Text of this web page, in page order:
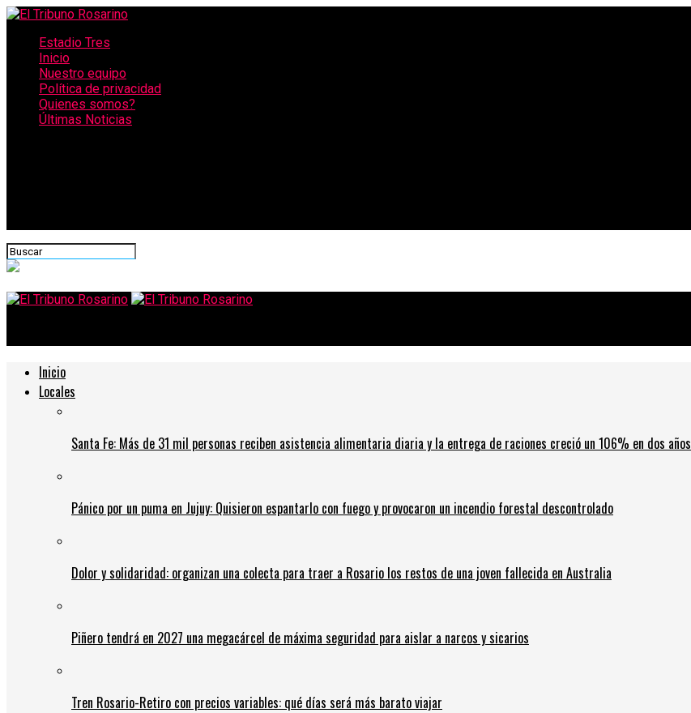
Estadio Tres
Inicio
Nuestro equipo
Política de privacidad
Quienes somos?
Últimas Noticias
Inicio
Locales
Santa Fe: Más de 31 mil personas reciben asistencia alimentaria diaria y la entrega de raciones creció un 106% en dos años
Pánico por un puma en Jujuy: Quisieron espantarlo con fuego y provocaron un incendio forestal descontrolado
Dolor y solidaridad: organizan una colecta para traer a Rosario los restos de una joven fallecida en Australia
Piñero tendrá en 2027 una megacárcel de máxima seguridad para aislar a narcos y sicarios
Tren Rosario-Retiro con precios variables: qué días será más barato viajar